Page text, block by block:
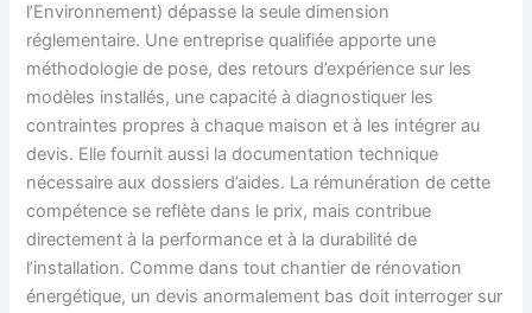
l’Environnement) dépasse la seule dimension
réglementaire. Une entreprise qualifiée apporte une
méthodologie de pose, des retours d’expérience sur les
modèles installés, une capacité à diagnostiquer les
contraintes propres à chaque maison et à les intégrer au
devis. Elle fournit aussi la documentation technique
nécessaire aux dossiers d’aides. La rémunération de cette
compétence se reflète dans le prix, mais contribue
directement à la performance et à la durabilité de
l’installation. Comme dans tout chantier de rénovation
énergétique, un devis anormalement bas doit interroger sur